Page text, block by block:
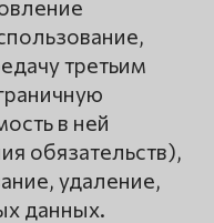
третьим
в ней
обязательств),
удаление,
данных.